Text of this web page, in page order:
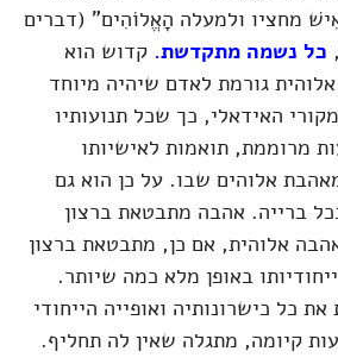
מחציו ולמעלה הָאֱלוֹהִים"(דברים
נשמה מתקדשת.קדוש הוא
גורמת לאדם שיהיה מיוחד
האידאלי, כך שכל תנועותיו
מרוממת, תואמות לאישיותו
אלוהים שבו. על כן הוא גם
ברייה. אהבה מתבטאת ברצון
אלוהית, אם כן, מתבטאת ברצון
באופן מלא כמה שיותר.
כישרונותיה ואופייה הייחודי
קיומה, מתגלה שאין לה תחליף.